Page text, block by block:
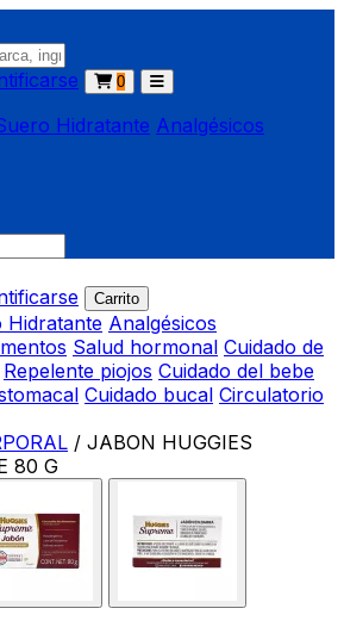
0
Hidratante Analgésicos
Carrito
Hidratante Analgésicos
Salud hormonal Cuidado de
Repelente piojos Cuidado del bebe
Cuidado bucal Circulatorio
/ JABON HUGGIES
80 G